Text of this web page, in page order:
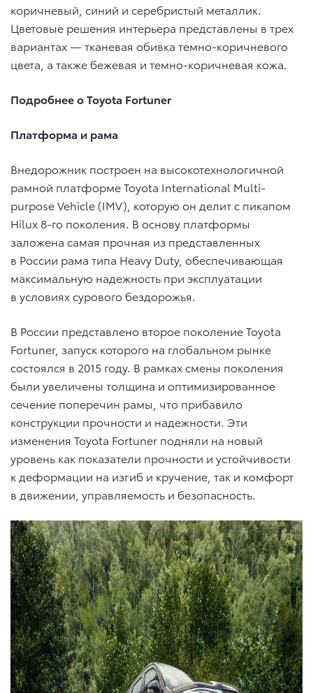
коричневый, синий и серебристый металлик.
Цветовые решения интерьера представлены в трех
вариантах — тканевая обивка темно-коричневого
цвета, а также бежевая и темно-коричневая кожа.
Подробнее оToyota Fortuner
Платформа и рама
Внедорожник построен на высокотехнологичной
рамной платформе Toyota International Multi-
purpose Vehicle (IMV), которую он делит с пикапом
Hilux 8-го поколения. В основу платформы
заложена самая прочная из представленных
в России рама типа Heavy Duty, обеспечивающая
максимальную надежность при эксплуатации
в условиях сурового бездорожья.
В России представлено второе поколение Toyota
Fortuner, запуск которого на глобальном рынке
состоялся в 2015 году. В рамках смены поколения
были увеличены толщина и оптимизированное
сечение поперечин рамы, что прибавило
конструкции прочности и надежности. Эти
изменения Toyota Fortuner подняли на новый
уровень как показатели прочности и устойчивости
к деформации на изгиб и кручение, так и комфорт
в движении, управляемость и безопасность.